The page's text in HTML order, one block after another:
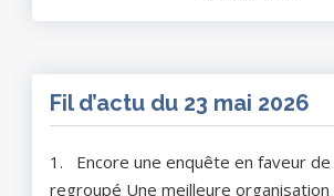
Fil d’actu du 23 mai 2026
1. Encore une enquête en faveur de
regroupé Une meilleure organisation